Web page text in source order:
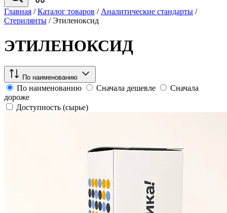
Главная / Каталог товаров / Аналитические стандарты /
Стерилянты / Этиленоксид
ЭТИЛЕНОКСИД
По наименованию
По наименованию Сначала дешевле
Сначала
дороже
Доступность (сырье)